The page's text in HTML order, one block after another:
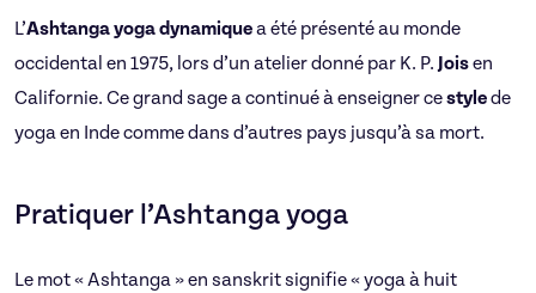
L’Ashtanga yoga dynamiquea été présenté au monde
occidental en 1975, lors d’un atelier donné par K. P.Joisen
Californie. Ce grand sage a continué à enseigner cestylede
yoga en Inde comme dans d’autres pays jusqu’à sa mort.
Pratiquer l’Ashtanga yoga
Le mot « Ashtanga » en sanskrit signifie « yoga à huit